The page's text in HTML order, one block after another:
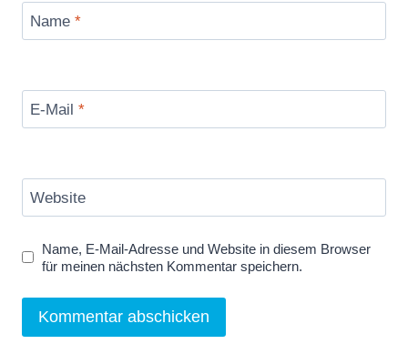
Name *
E-Mail *
Website
Name, E-Mail-Adresse und Website in diesem Browser
für meinen nächsten Kommentar speichern.